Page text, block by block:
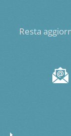
Resta